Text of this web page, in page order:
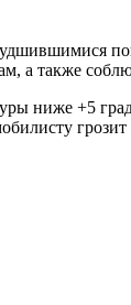
а также
ниже +5